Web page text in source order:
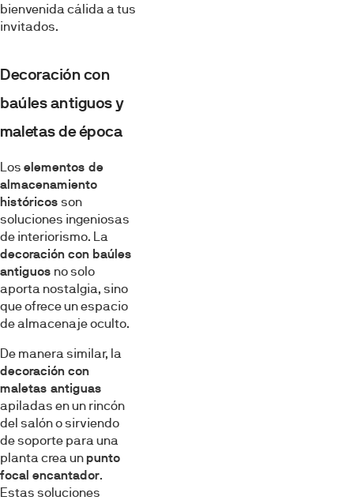
bienvenida cálida a tus
invitados.
Decoración con
baúles antiguos y
maletas de época
Los elementos de
almacenamiento
históricos son
soluciones ingeniosas
de interiorismo. La
decoración con baúles
antiguos no solo
aporta nostalgia, sino
que ofrece un espacio
de almacenaje oculto.
De manera similar, la
decoración con
maletas antiguas
apiladas en un rincón
del salón o sirviendo
de soporte para una
planta crea unpunto
focal encantador.
Estas soluciones